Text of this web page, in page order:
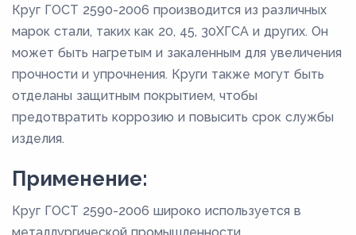
Круг ГОСТ 2590-2006 производится из различных
марок стали, таких как 20, 45, 30ХГСА и других. Он
может быть нагретым и закаленным для увеличения
прочности и упрочнения. Круги также могут быть
отделаны защитным покрытием, чтобы
предотвратить коррозию и повысить срок службы
изделия.
Применение:
Круг ГОСТ 2590-2006 широко используется в
металлургической промышленности,